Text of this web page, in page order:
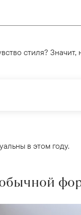
стиля?
в этом году.